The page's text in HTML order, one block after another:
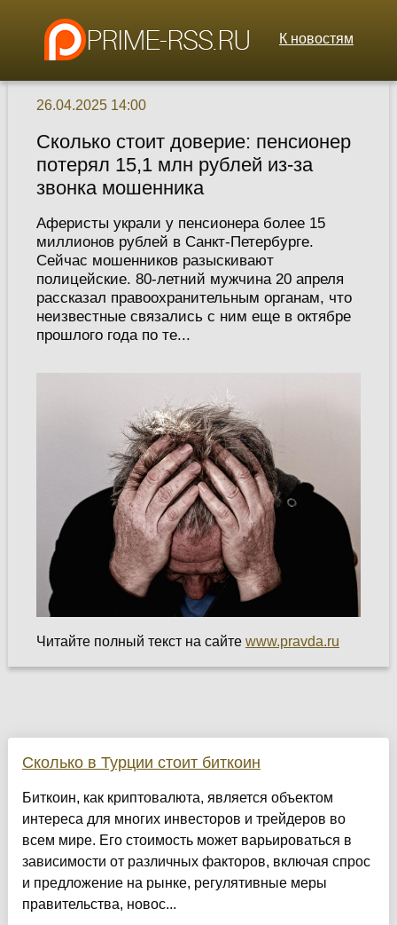
К новостям
26.04.2025 14:00
Сколько стоит доверие: пенсионер
потерял 15,1 млн рублей из-за
звонка мошенника
Аферисты украли у пенсионера более 15
миллионов рублей в Санкт-Петербурге.
Сейчас мошенников разыскивают
полицейские. 80-летний мужчина 20 апреля
рассказал правоохранительным органам, что
неизвестные связались с ним еще в октябре
прошлого года по те...
Читайте полный текст на сайте www.pravda.ru
Сколько в Турции стоит биткоин
Биткоин, как криптовалюта, является объектом
интереса для многих инвесторов и трейдеров во
всем мире. Его стоимость может варьироваться в
зависимости от различных факторов, включая спрос
и предложение на рынке, регулятивные меры
правительства, новос...